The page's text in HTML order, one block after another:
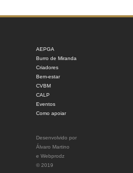
AEPGA
Burro de Miranda
Criadores
Bem-estar
CVBM
CALP
Eventos
Como apoiar
Desenvolvido por
Álvaro Martino
e Webprodz
© 2019